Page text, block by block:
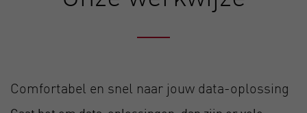
Comfortabel en snel naar jouw data-oplossing